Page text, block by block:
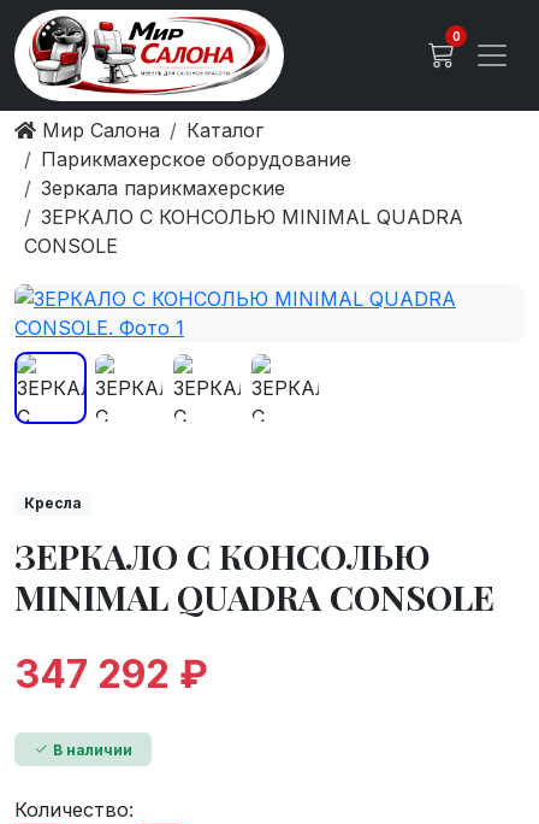
0
Мир Салона
Каталог
Парикмахерское оборудование
Зеркала парикмахерские
ЗЕРКАЛО С КОНСОЛЬЮ MINIMAL QUADRA
CONSOLE
Кресла
ЗЕРКАЛО С КОНСОЛЬЮ
MINIMAL QUADRA CONSOLE
347 292 ₽
В наличии
Количество: